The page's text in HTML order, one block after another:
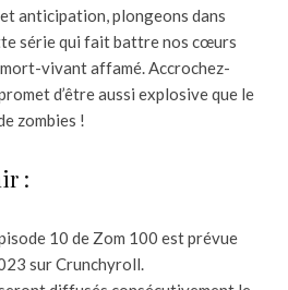
anticipation, plongeons dans
série qui fait battre nos cœurs
mort-vivant affamé. Accrochez-
d’être aussi explosive que le
zombies !
:
10 de Zom 100 est prévue
sur Crunchyroll.